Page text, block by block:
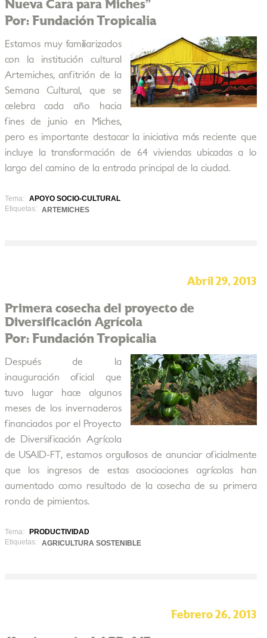
Nueva Cara para Miches”
Por: Fundación Tropicalia
Estamos muy familiarizados
con la institución cultural
Artemiches, anfitrión de la
Semana Cultural, que se
celebra cada año hacia
fines de junio en Miches,
pero es importante destacar la iniciativa más reciente que
incluye la transformación de 64 viviendas ubicadas a lo
largo del camino de la entrada principal de la ciudad.
Tema:
APOYO SOCIO-CULTURAL
Etiquetas:
ARTEMICHES
Abril 29, 2013
Primera cosecha del proyecto de
Diversificación Agrícola
Por: Fundación Tropicalia
Después de la
inauguración oficial que
tuvo lugar hace algunos
meses de los invernaderos
financiados por el Proyecto
de Diversificación Agrícola
de USAID-FT, estamos orgullosos de anunciar oficialmente
que los ingresos de estas asociaciones agrícolas han
aumentado como resultado de la cosecha de su primera
ronda de pimientos.
Tema:
PRODUCTIVIDAD
Etiquetas:
AGRICULTURA SOSTENIBLE
Febrero 26, 2013